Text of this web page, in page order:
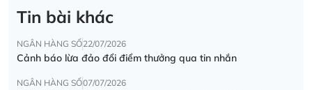
Tin bài khác
NGÂN HÀNG SỐ22/07/2026
Cảnh báo lừa đảo đổi điểm thưởng qua tin nhắn
NGÂN HÀNG SỐ07/07/2026